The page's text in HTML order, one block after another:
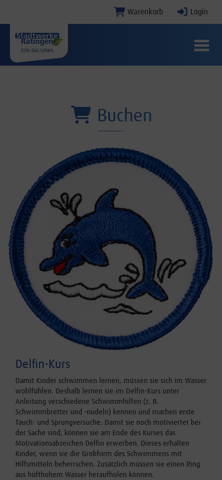
Warenkorb Login
Menü
Buchen
Delfin-Kurs
Damit Kinder schwimmen lernen, müssen sie sich im Wasser
wohlfühlen. Deshalb lernen sie im Delfin-Kurs unter
Anleitung verschiedene Schwimmhilfen (z. B.
Schwimmbretter und -nudeln) kennen und machen erste
Tauch- und Sprungversuche. Damit sie noch motivierter bei
der Sache sind, können sie am Ende des Kurses das
Motivationsabzeichen Delfin erwerben. Dieses erhalten
Kinder, wenn sie die Grobform des Schwimmens mit
Hilfsmitteln beherrschen. Zusätzlich müssen sie einen Ring
aus hüfthohem Wasser heraufholen können.